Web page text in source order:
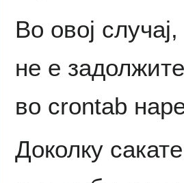
Во овој
не е
во crontab
Доколку